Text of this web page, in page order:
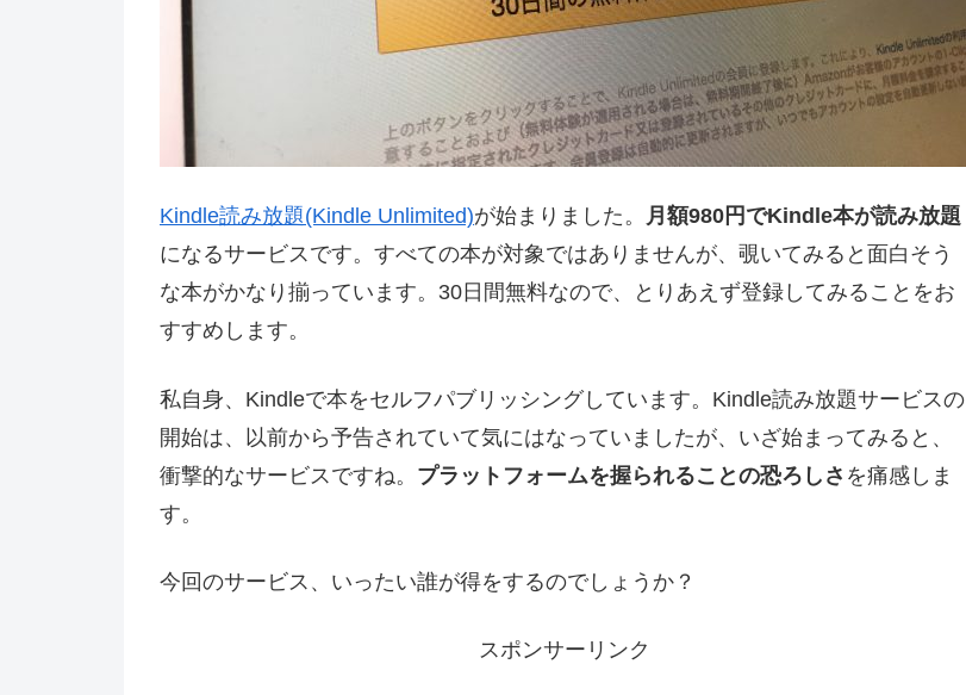
Kindle読み放題(Kindle Unlimited)が始まりました。 月額980円でKindle本が読み放題
になるサービスです。すべての本が対象ではありませんが、覗いてみると面白そう
な本がかなり揃っています。30日間無料なので、とりあえず登録してみることをお
すすめします。
私自身、Kindleで本をセルフパブリッシングしています。Kindle読み放題サービスの
開始は、以前から予告されていて気にはなっていましたが、いざ始まってみると、
衝撃的なサービスですね。 プラットフォームを握られることの恐ろしさ を痛感しま
す。
今回のサービス、いったい誰が得をするのでしょうか？
スポンサーリンク